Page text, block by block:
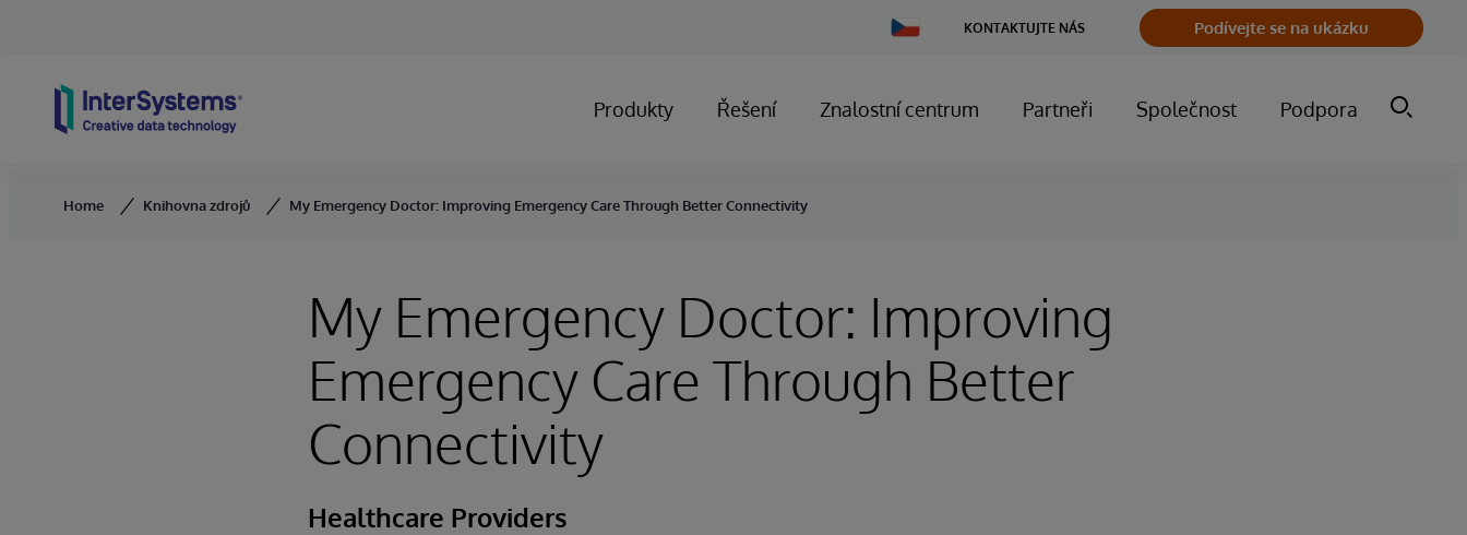
Change
Country
KONTAKTUJTE NÁS Podívejte se na ukázku
Produkty Řešení Znalostní centrum Partneři Společnost Podpora
Home Knihovna zdrojů My Emergency Doctor: Improving Emergency Care Through Better Connectivity
My Emergency Doctor: Improving
Emergency Care Through Better
Connectivity
Healthcare Providers